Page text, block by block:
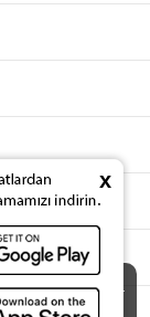
uygun çerezler
x